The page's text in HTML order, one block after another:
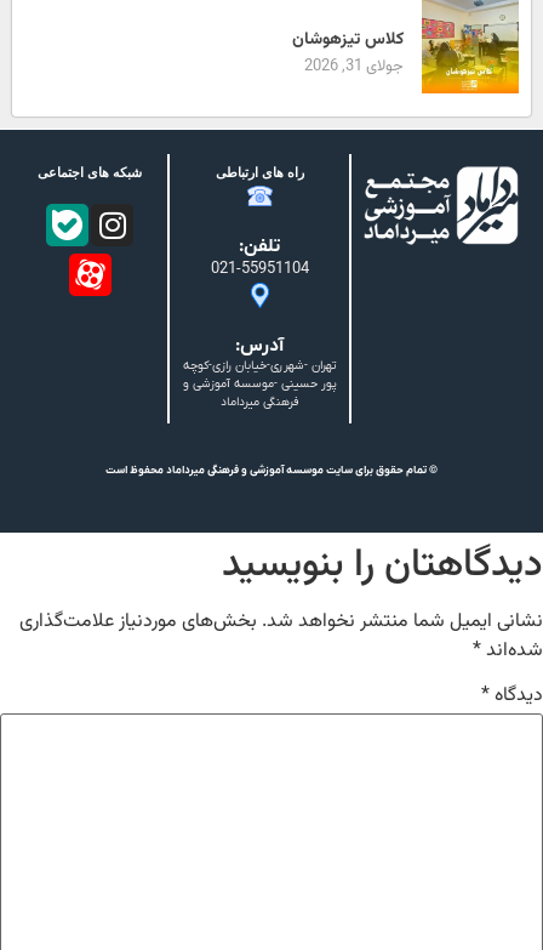
کلاس تیزهوشان
جولای 31, 2026
راه های ارتباطی
تلفن:
021-55951104
آدرس:
تهران -شهرری-خیابان رازی-کوچه
پور حسینی -موسسه آموزشی و
فرهنگی میرداماد
شبکه های اجتماعی
© تمام حقوق برای سایت موسسه آموزشی و فرهنگی میرداماد محفوظ است
دیدگاهتان را بنویسید
نشانی ایمیل شما منتشر نخواهد شد. بخش‌های موردنیاز علامت‌گذاری
شده‌اند*
دیدگاه*